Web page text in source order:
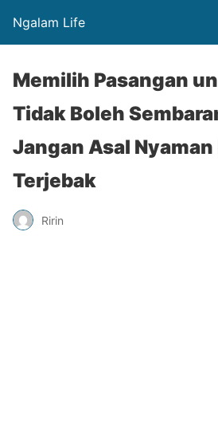
Ngalam Life
Memilih Pasangan
Tidak Boleh
Jangan Asal Nyaman
Terjebak
Ririn